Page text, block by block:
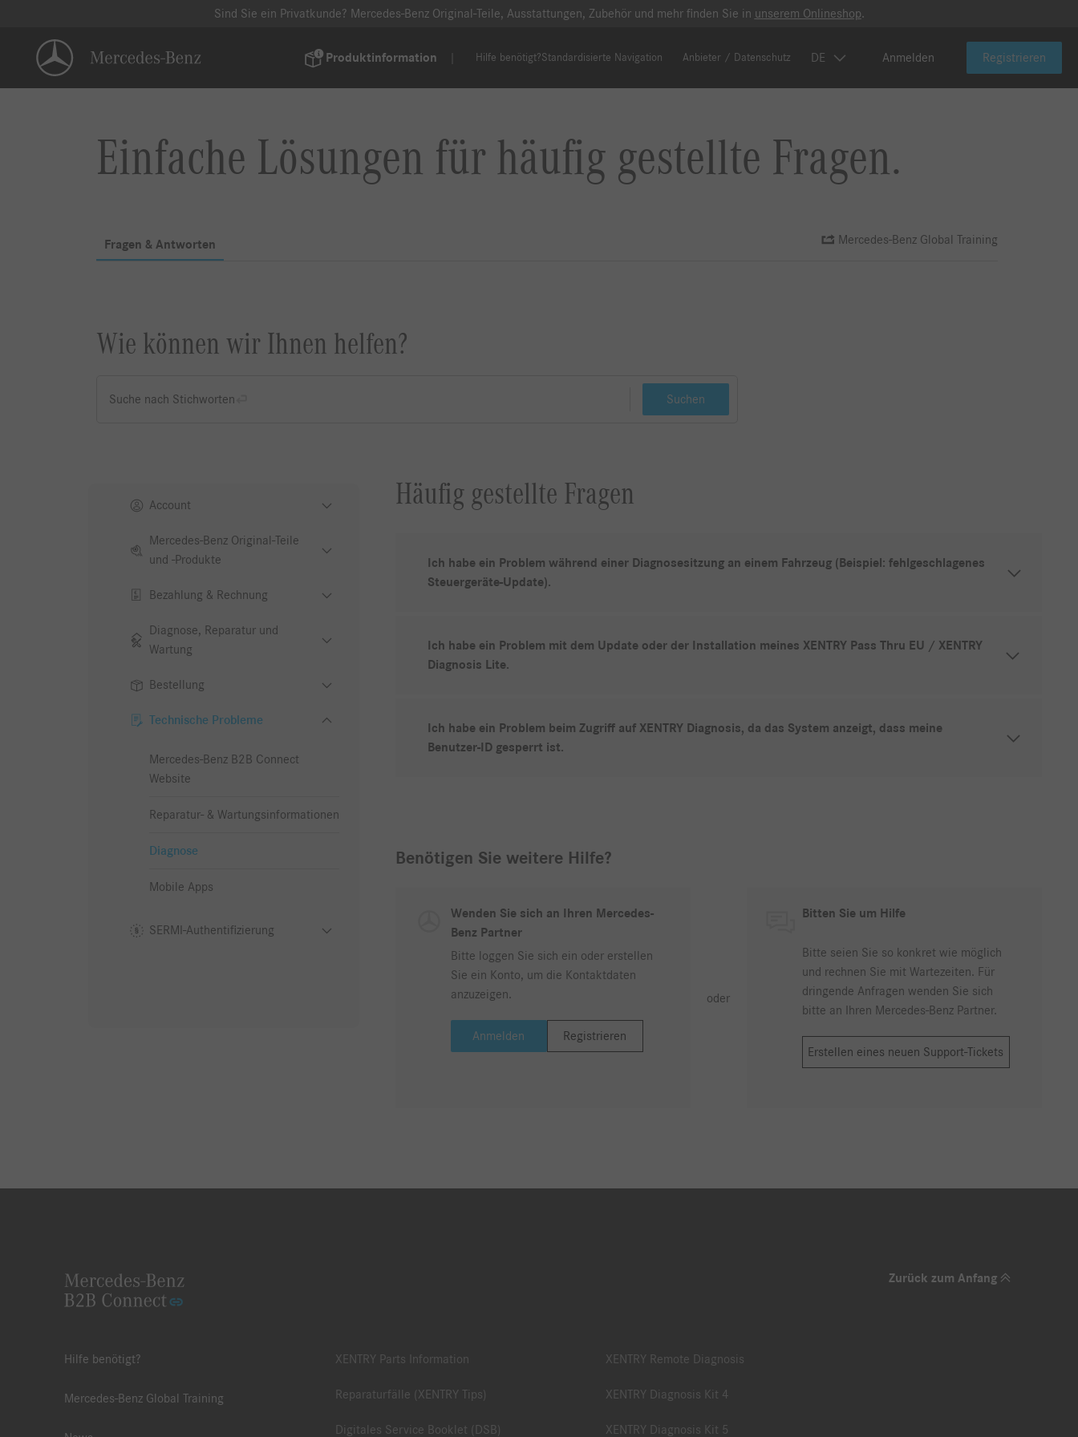
Sind Sie ein Privatkunde? Mercedes-Benz Original-Teile, Ausstattungen, Zubehör und mehr finden Sie in unserem Onlineshop.
Produktinformation Hilfe benötigt?Standardisierte Navigation Anbieter / Datenschutz DE Anmelden Registrieren
Einfache Lösungen für häufig gestellte Fragen.
Fragen & Antworten Mercedes-Benz Global Training
Wie können wir Ihnen helfen?
Suche nach Stichworten Suchen
Account
Mercedes-Benz Original-Teile
und -Produkte
Bezahlung & Rechnung
Diagnose, Reparatur und
Wartung
Bestellung
Technische Probleme
Mercedes-Benz B2B Connect
Website
Reparatur- & Wartungsinformationen
Diagnose
Mobile Apps
SERMI-Authentifizierung
Häufig gestellte Fragen
Ich habe ein Problem während einer Diagnosesitzung an einem Fahrzeug (Beispiel: fehlgeschlagenes
Steuergeräte-Update).
Ich habe ein Problem mit dem Update oder der Installation meines XENTRY Pass Thru EU / XENTRY
Diagnosis Lite.
Ich habe ein Problem beim Zugriff auf XENTRY Diagnosis, da das System anzeigt, dass meine
Benutzer-ID gesperrt ist.
Benötigen Sie weitere Hilfe?
Wenden Sie sich an Ihren Mercedes-
Benz Partner
Bitte loggen Sie sich ein oder erstellen
Sie ein Konto, um die Kontaktdaten
anzuzeigen.
Anmelden Registrieren
oder
Bitten Sie um Hilfe
Bitte seien Sie so konkret wie möglich
und rechnen Sie mit Wartezeiten. Für
dringende Anfragen wenden Sie sich
bitte an Ihren Mercedes-Benz Partner.
Erstellen eines neuen Support-Tickets
Zurück zum Anfang
Hilfe benötigt?
Mercedes-Benz Global Training
XENTRY Parts Information
Reparaturfälle (XENTRY Tips)
Digitales Service Booklet (DSB)
XENTRY Remote Diagnosis
XENTRY Diagnosis Kit 4
XENTRY Diagnosis Kit 5